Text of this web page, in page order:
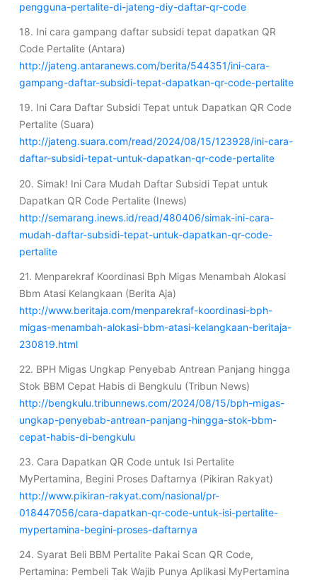
pengguna-pertalite-di-jateng-diy-daftar-qr-code
18. Ini cara gampang daftar subsidi tepat dapatkan QR
Code Pertalite (Antara)
http://jateng.antaranews.com/berita/544351/ini-cara-
gampang-daftar-subsidi-tepat-dapatkan-qr-code-pertalite
19. Ini Cara Daftar Subsidi Tepat untuk Dapatkan QR Code
Pertalite (Suara)
http://jateng.suara.com/read/2024/08/15/123928/ini-cara-
daftar-subsidi-tepat-untuk-dapatkan-qr-code-pertalite
20. Simak! Ini Cara Mudah Daftar Subsidi Tepat untuk
Dapatkan QR Code Pertalite (Inews)
http://semarang.inews.id/read/480406/simak-ini-cara-
mudah-daftar-subsidi-tepat-untuk-dapatkan-qr-code-
pertalite
21. Menparekraf Koordinasi Bph Migas Menambah Alokasi
Bbm Atasi Kelangkaan (Berita Aja)
http://www.beritaja.com/menparekraf-koordinasi-bph-
migas-menambah-alokasi-bbm-atasi-kelangkaan-beritaja-
230819.html
22. BPH Migas Ungkap Penyebab Antrean Panjang hingga
Stok BBM Cepat Habis di Bengkulu (Tribun News)
http://bengkulu.tribunnews.com/2024/08/15/bph-migas-
ungkap-penyebab-antrean-panjang-hingga-stok-bbm-
cepat-habis-di-bengkulu
23. Cara Dapatkan QR Code untuk Isi Pertalite
MyPertamina, Begini Proses Daftarnya (Pikiran Rakyat)
http://www.pikiran-rakyat.com/nasional/pr-
018447056/cara-dapatkan-qr-code-untuk-isi-pertalite-
mypertamina-begini-proses-daftarnya
24. Syarat Beli BBM Pertalite Pakai Scan QR Code,
Pertamina: Pembeli Tak Wajib Punya Aplikasi MyPertamina